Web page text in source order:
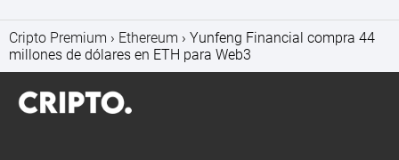
Cripto Premium Ethereum
Yunfeng Financial compra 44
millones de dólares en ETH para Web3